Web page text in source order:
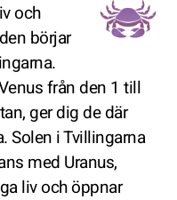
och
börjar
från den 1 till
ger dig de där
Solen i Tvillingarna
med Uranus,
liv och öppnar